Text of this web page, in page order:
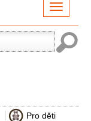
Pro děti